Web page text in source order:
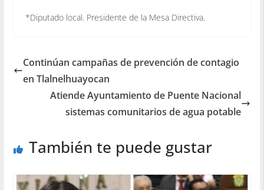
*Diputado local. Presidente de la Mesa Directiva.
Continúan campañas de prevención de contagio
en Tlalnelhuayocan
Atiende Ayuntamiento de Puente Nacional
sistemas comunitarios de agua potable
También te puede gustar